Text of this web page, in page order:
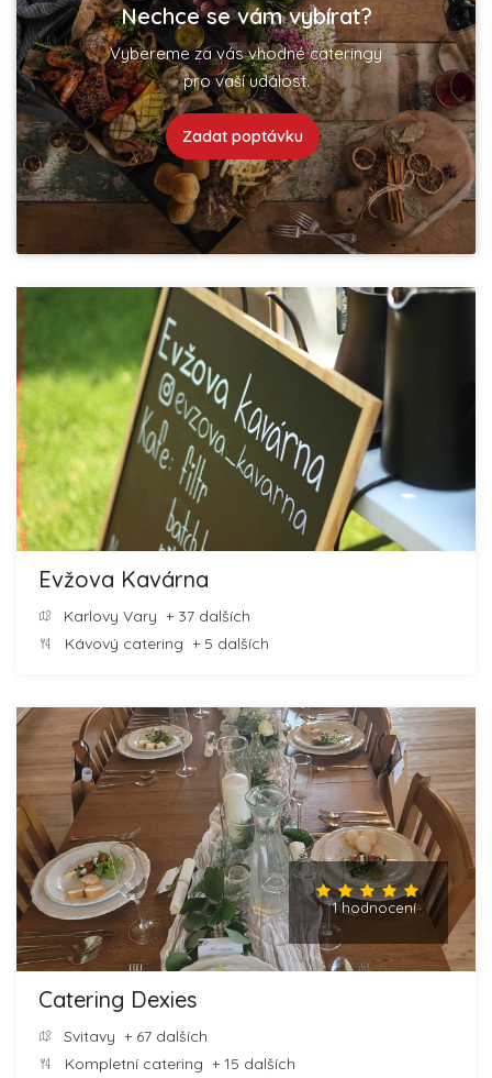
Nechce se vám vybírat?
Vybereme za vás vhodné cateringy
pro vaší událost.
Zadat poptávku
Evžova Kavárna
Karlovy Vary + 37 dalších
Kávový catering + 5 dalších
1 hodnocení
Catering Dexies
Svitavy + 67 dalších
Kompletní catering + 15 dalších